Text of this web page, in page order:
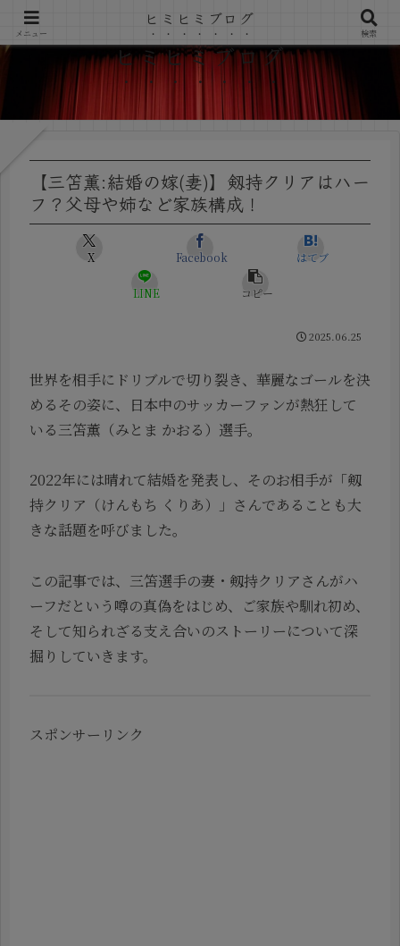
ヒミヒミブログ
【三笘薫:結婚の嫁(妻)】剱持クリアはハー
フ？父母や姉など家族構成！
X Facebook はてブ
LINE コピー
2025.06.25
世界を相手にドリブルで切り裂き、華麗なゴールを決
めるその姿に、日本中のサッカーファンが熱狂して
いる三笘薫（みとま かおる）選手。
2022年には晴れて結婚を発表し、そのお相手が「剱
持クリア（けんもち くりあ）」さんであることも大
きな話題を呼びました。
この記事では、三笘選手の妻・剱持クリアさんがハ
ーフだという噂の真偽をはじめ、ご家族や馴れ初め、
そして知られざる支え合いのストーリーについて深
掘りしていきます。
スポンサーリンク
メニュー
ヒミヒミブログ
検索